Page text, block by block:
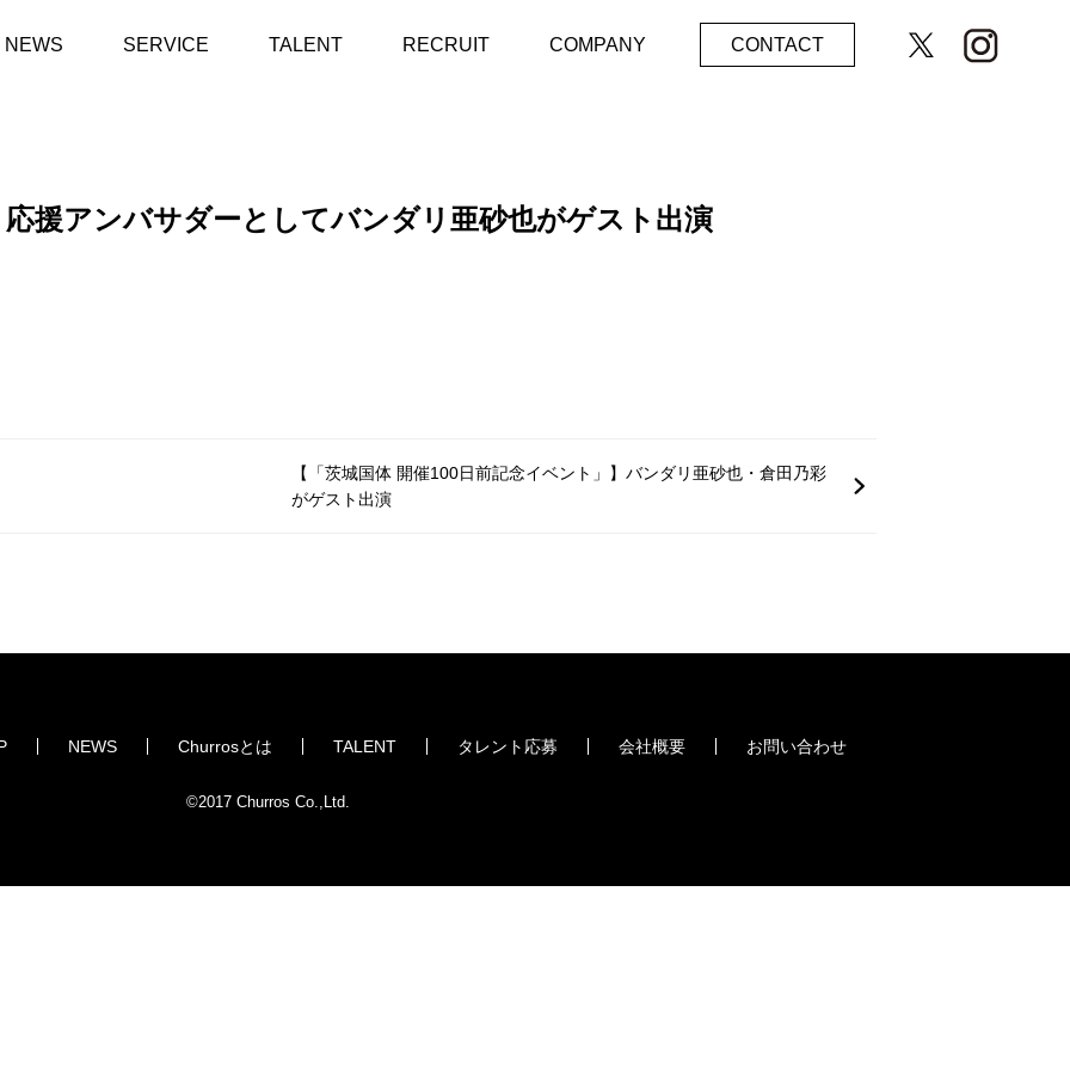
NEWS SERVICE TALENT RECRUIT COMPANY CONTACT
援アンバサダーとしてバンダリ亜砂也がゲスト出演
【「茨城国体 開催100日前記念イベント」】バンダリ亜砂也・倉田乃彩
がゲスト出演
NEWS Churrosとは TALENT タレント応募 会社概要 お問い合わせ
©2017 Churros Co.,Ltd.